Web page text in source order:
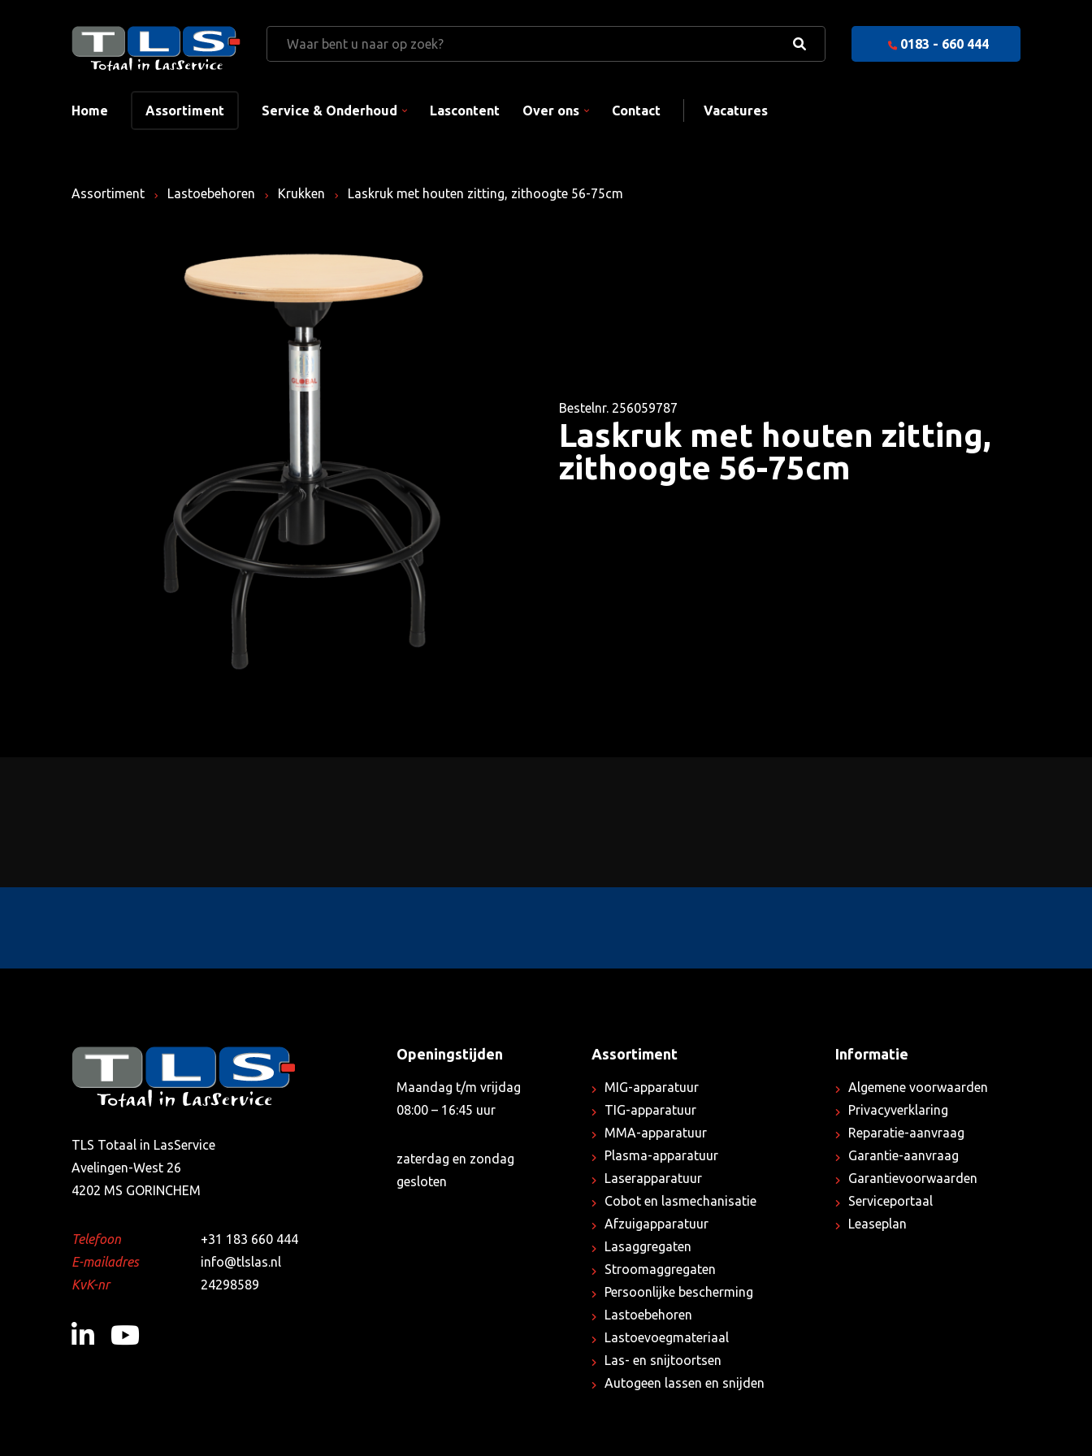
0183 - 660 444
Home Assortiment Service & Onderhoud Lascontent Over ons Contact Vacatures
Assortiment Lastoebehoren Krukken Laskruk met houten zitting, zithoogte 56-75cm
Bestelnr. 256059787
Laskruk met houten zitting,
zithoogte 56-75cm
TLS Totaal in LasService
Avelingen-West 26
4202 MS GORINCHEM
Telefoon
+31 183 660 444
E-mailadres
info@tlslas.nl
KvK-nr
24298589
Openingstijden
Maandag t/m vrijdag
08:00 – 16:45 uur
zaterdag en zondag
gesloten
Assortiment
MIG-apparatuur
TIG-apparatuur
MMA-apparatuur
Plasma-apparatuur
Laserapparatuur
Cobot en lasmechanisatie
Afzuigapparatuur
Lasaggregaten
Stroomaggregaten
Persoonlijke bescherming
Lastoebehoren
Lastoevoegmateriaal
Las- en snijtoortsen
Autogeen lassen en snijden
Informatie
Algemene voorwaarden
Privacyverklaring
Reparatie-aanvraag
Garantie-aanvraag
Garantievoorwaarden
Serviceportaal
Leaseplan